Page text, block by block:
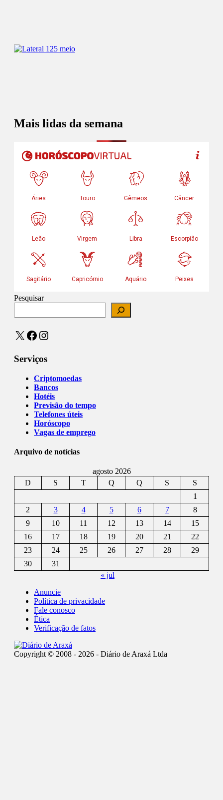
Mais lidas da semana
Pesquisar
X Facebook
Instagram
Serviços
Criptomoedas
Bancos
Hotéis
Previsão do tempo
Telefones úteis
Horóscopo
Vagas de emprego
Arquivo de notícias
agosto 2026
D
S T Q Q S
S
1
2
3 4 5 6 7
8
9
10 11 12 13 14
15
16
17 18 19 20 21
22
23
24 25 26 27 28
29
30
31
« jul
Anuncie
Política de privacidade
Fale conosco
Ética
Verificação de fatos
Copyright © 2008 - 2026 - Diário de Araxá Ltda